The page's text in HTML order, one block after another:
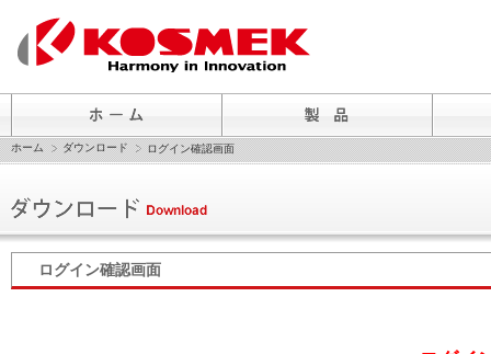
ホーム ダウンロード ログイン確認画面
ログイン確認画面